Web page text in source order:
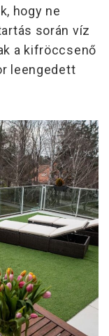
hogy ne
során víz
a kifröccsenő
leengedett